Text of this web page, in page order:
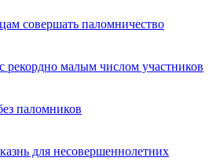
совершать паломничество
рекордно малым числом участников
паломников
для несовершеннолетних